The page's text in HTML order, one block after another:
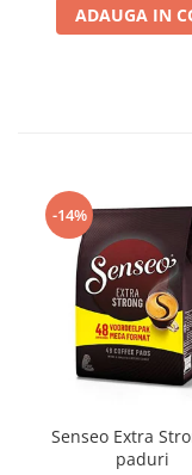
ADAUGA IN
-14%
Senseo Extra
paduri